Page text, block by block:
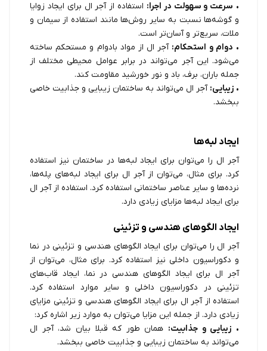
• سرعت و سهولت در اجرا: استفاده از آجر ال برای ایجاد زوایا
و گوشه‌ها نسبت به سایر روش‌ها مانند استفاده از سیمان و
ملات، سریع‌تر و آسان‌تر است.
• دوام و استحکام: آجر ال از مواد بادوام و مستحکم ساخته
می‌شود. این آجر می‌تواند در برابر عوامل محیطی مختلف از
جمله باران، برف، باد و نور خورشید مقاومت کند.
• زیبایی: آجر ال می‌تواند به ساختمان زیبایی و جذابیت خاصی
ببخشد.
ایجاد لبه‌ها
آجر ال را می‌توان برای ایجاد لبه‌ها در ساختمان نیز استفاده
کرد. برای مثال، می‌توان از آجر ال برای ایجاد لبه‌های پله‌ها،
نرده‌ها و سایر عناصر ساختمانی استفاده کرد. استفاده از آجر ال
برای ایجاد لبه‌ها مزایای زیادی دارد.
ایجاد الگوهای هندسی و تزئینی
آجر ال را می‌توان برای ایجاد الگوهای هندسی و تزئینی در نما
و دکوراسیون داخلی نیز استفاده کرد. برای مثال، می‌توان از
آجر ال برای ایجاد الگوهای هندسی در نما، ایجاد قاب‌های
تزئینی در دکوراسیون داخلی و سایر موارد استفاده کرد.
استفاده از آجر ال برای ایجاد الگوهای هندسی و تزئینی مزایای
زیادی دارد. از جمله این مزایا می‌توان به موارد زیر اشاره کرد:
• زیبایی و جذابیت: همان طور که قبلا بیان شد، آجر ال
می‌تواند به ساختمان زیبایی و جذابیت خاصی ببخشد.